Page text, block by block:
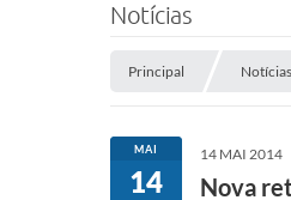
Notícias
Principal Notícias
MAI
14
14 MAI 2014
Nova